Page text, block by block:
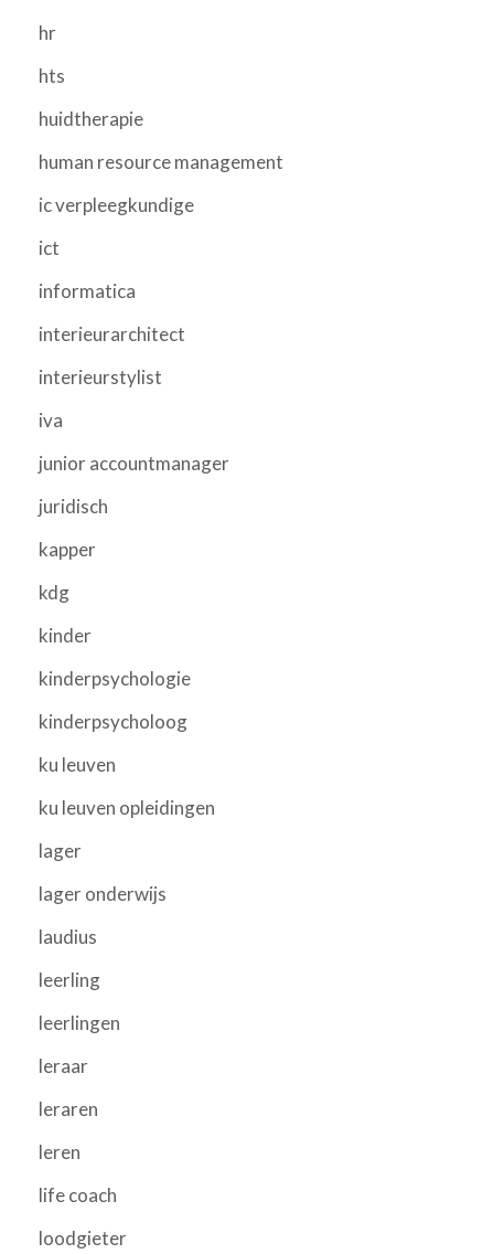
hr
hts
huidtherapie
human resource management
ic verpleegkundige
ict
informatica
interieurarchitect
interieurstylist
iva
junior accountmanager
juridisch
kapper
kdg
kinder
kinderpsychologie
kinderpsycholoog
ku leuven
ku leuven opleidingen
lager
lager onderwijs
laudius
leerling
leerlingen
leraar
leraren
leren
life coach
loodgieter